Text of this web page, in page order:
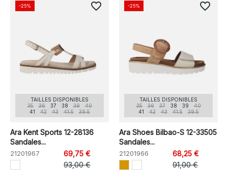
TAILLES DISPONIBLES
35
36 37 38 39
40
41
42 43 41.5 39.5
Ara Kent Sports 12-28136
Sandales...
21201967
69,75 €
93,00 €
-25% favorite_border
TAILLES DISPONIBLES
35
36 37 38 39
40
41
42 43 41.5 39.5
Ara Shoes Bilbao-S 12-33505
Sandales...
21201966
68,25 €
91,00 €
-25% favorite_border